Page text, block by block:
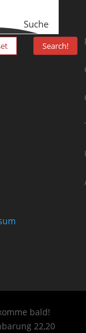
Suche
Search!
bald!
22,20